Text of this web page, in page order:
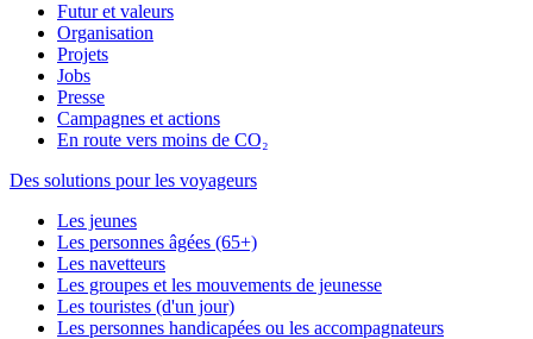
Futur et valeurs
Organisation
Projets
Jobs
Presse
Campagnes et actions
En route vers moins de CO₂
Des solutions pour les voyageurs
Les jeunes
Les personnes âgées (65+)
Les navetteurs
Les groupes et les mouvements de jeunesse
Les touristes (d'un jour)
Les personnes handicapées ou les accompagnateurs